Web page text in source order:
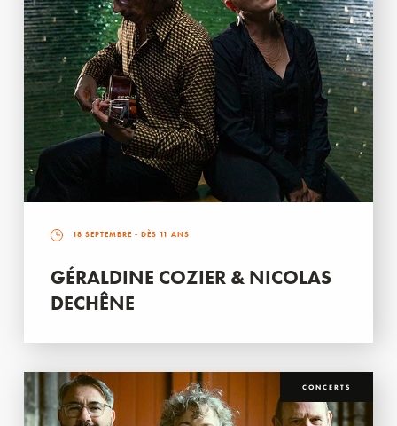
18 SEPTEMBRE - DÈS 11 ANS
GÉRALDINE COZIER & NICOLAS
DECHÊNE
CONCERTS